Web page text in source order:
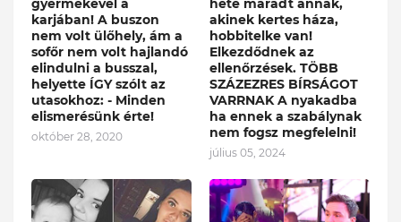
karjában! A buszon
nem volt ülőhely, ám a
sofőr nem volt hajlandó
elindulni a busszal,
helyette ÍGY szólt az
utasokhoz: - Minden
elismerésünk érte!
október 28, 2020
akinek kertes háza,
hobbitelke van!
Elkezdődnek az
ellenőrzések. TÖBB
SZÁZEZRES BÍRSÁGOT
VARRNAK A nyakadba
ha ennek a szabálynak
nem fogsz megfelelni!
július 05, 2024